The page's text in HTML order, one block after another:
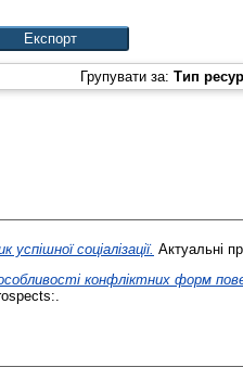
Групувати за: Тип
соціалізації. Актуальні
конфліктних форм